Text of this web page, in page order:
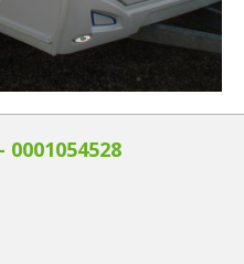
0001054528